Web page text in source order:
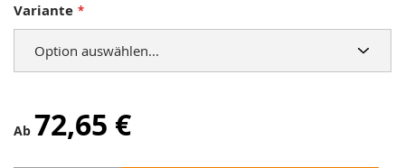
Variante
Ab 72,65 €